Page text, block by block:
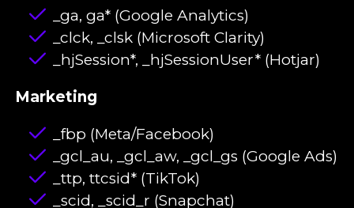
_ga, ga* (Google Analytics)
_clck, _clsk (Microsoft Clarity)
_hjSession*, _hjSessionUser* (Hotjar)
Marketing
_fbp (Meta/Facebook)
_gcl_au, _gcl_aw, _gcl_gs (Google Ads)
_ttp, ttcsid* (TikTok)
_scid, _scid_r (Snapchat)